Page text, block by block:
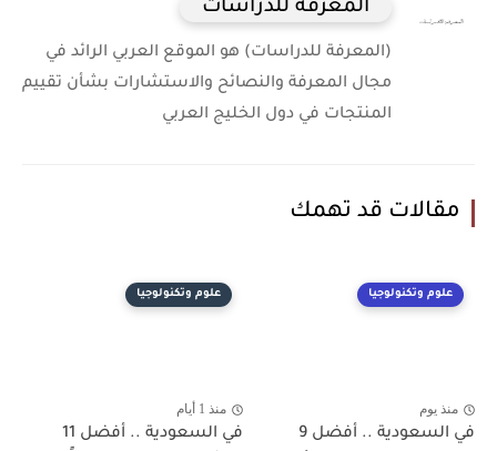
المعرفة للدراسات
(المعرفة للدراسات) هو الموقع العربي الرائد في
مجال المعرفة والنصائح والاستشارات بشأن تقييم
المنتجات في دول الخليج العربي
مقالات قد تهمك
علوم وتكنولوجيا
منذ يوم
في السعودية .. أفضل 9
علوم وتكنولوجيا
منذ 1 أيام
في السعودية .. أفضل 11